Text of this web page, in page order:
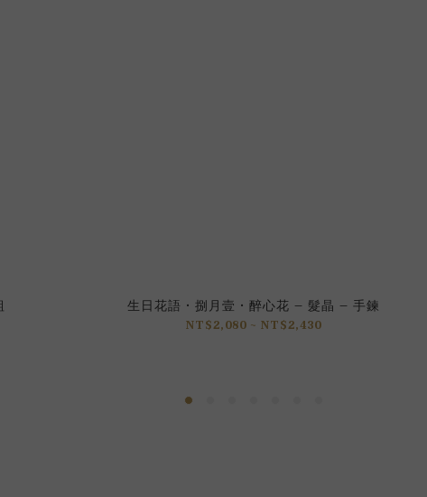
生日花語 • 捌月壹 • 醉心花 – 髮晶 – 手鍊
NT$2,080 ~ NT$2,430